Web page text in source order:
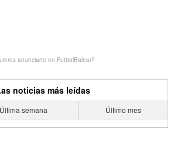
anunciarte en FutbolBalear?
noticias más leídas
Última semana Último mes